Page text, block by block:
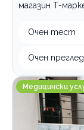
магазин Т-
Очен тест
Очен преглед
Медицински
Медицински